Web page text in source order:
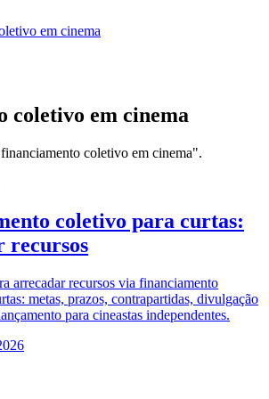
em cinema
coletivo em cinema
coletivo em cinema".
coletivo para curtas:
recursos
arrecadar recursos via financiamento
metas, prazos, contrapartidas, divulgação
para cineastas independentes.